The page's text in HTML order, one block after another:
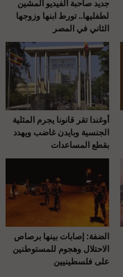
جديد صاحبة الفيديو المشين
لطفليها.. تورط ابنها وزوجها
الثاني في المصر
أوغندا تقر قانونا يجرم المثلية
الجنسية وبايدن غاضب ويهدد
بقطع المساعدات
الضفة: إصابات بينها برصاص
الاحتلال وهجوم للمستوطنين
على فلسطينيين